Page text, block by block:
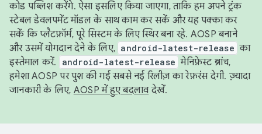
कोड पब्लिश करेंगे. ऐसा इसलिए किया जाएगा, ताकि हम अपने ट्रंक
स्टेबल डेवलपमेंट मॉडल के साथ काम कर सकें और यह पक्का कर
सकें कि प्लैटफ़ॉर्म, पूरे सिस्टम के लिए स्थिर बना रहे. AOSP बनाने
और उसमें योगदान देने के लिए, android-latest-release का
इस्तेमाल करें.
android-latest-release मेनिफ़ेस्ट ब्रांच,
हमेशा AOSP पर पुश की गई सबसे नई रिलीज़ का रेफ़रंस देगी. ज़्यादा
जानकारी के लिए, AOSP में हुए बदलावदेखें.